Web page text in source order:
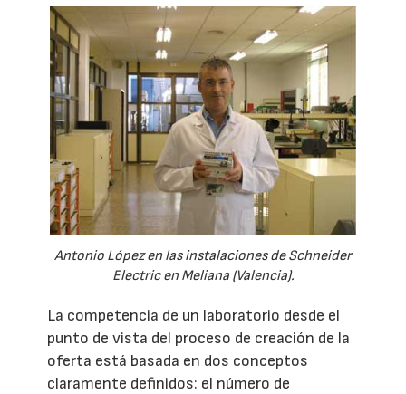
Antonio López en las instalaciones de Schneider
Electric en Meliana (Valencia).
La competencia de un laboratorio desde el
punto de vista del proceso de creación de la
oferta está basada en dos conceptos
claramente definidos: el número de